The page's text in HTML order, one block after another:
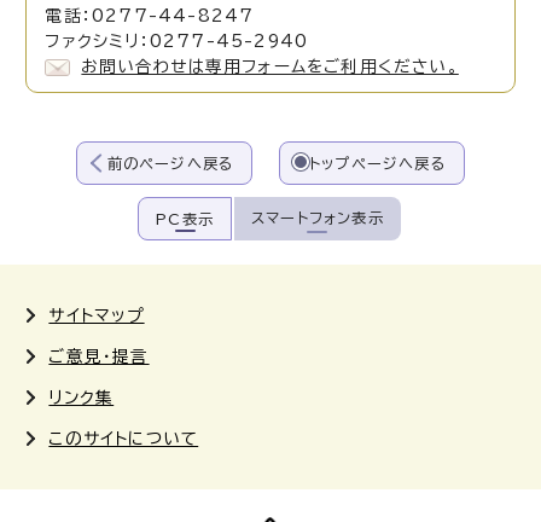
電話：0277-44-8247
ファクシミリ：0277-45-2940
お問い合わせは専用フォームをご利用ください。
前のページへ戻る トップページへ戻る
PC表示 スマートフォン表示
サイトマップ
ご意見・提言
リンク集
このサイトについて